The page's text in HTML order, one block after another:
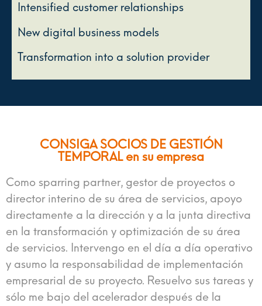
Intensified customer relationships
New digital business models
Transformation into a solution provider
CONSIGA SOCIOS DE GESTIÓN
TEMPORAL en su empresa
Como sparring partner, gestor de proyectos o
director interino de su área de servicios, apoyo
directamente a la dirección y a la junta directiva
en la transformación y optimización de su área
de servicios. Intervengo en el día a día operativo
y asumo la responsabilidad de implementación
empresarial de su proyecto. Resuelvo sus tareas y
sólo me bajo del acelerador después de la